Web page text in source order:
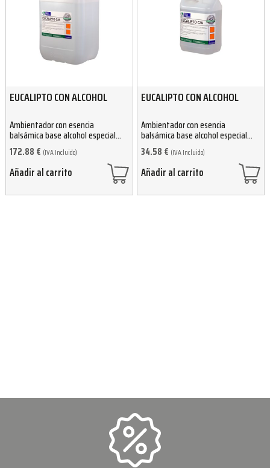
EUCALIPTO CON ALCOHOL
Ambientador con esencia
balsámica base alcohol especial
saunas 25L
172.88 € (IVA Incluido)
Añadir al carrito
EUCALIPTO CON ALCOHOL
Ambientador con esencia
balsámica base alcohol especial
saunas 5L
34.58 € (IVA Incluido)
Añadir al carrito